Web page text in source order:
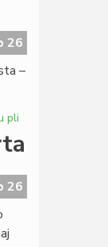
dua
EIE-
semestro
26
–
pli
atingas
kaj
la
26